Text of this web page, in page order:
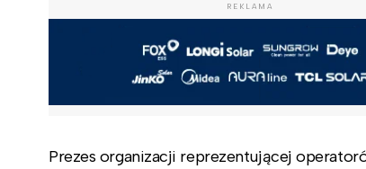
REKLAMA
Prezes organizacji reprezentującej